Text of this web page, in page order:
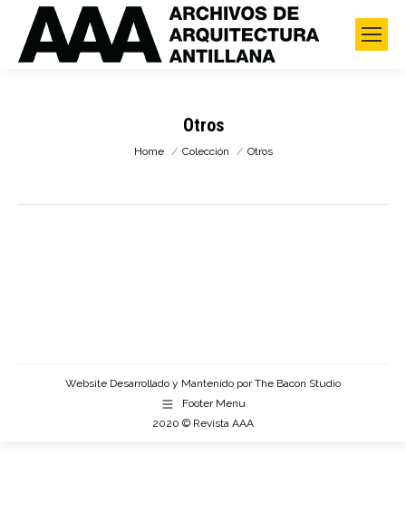
Otros
You are here:
Home Colección Otros
Website Desarrollado y Mantenido porThe Bacon Studio
Footer Menu
2020 © Revista AAA